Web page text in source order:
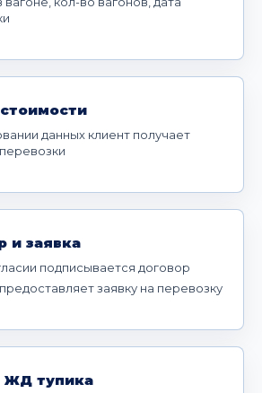
данных клиент получает
и заявка
подписывается договор
заявку на перевозку
ЖД тупика